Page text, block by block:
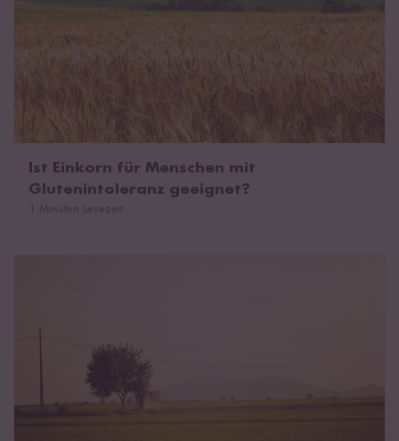
Ist Einkorn für Menschen mit
Glutenintoleranz geeignet?